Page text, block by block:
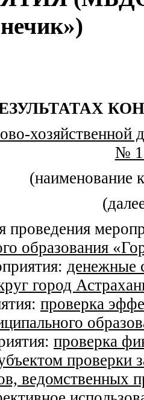
№
(наименование
проведения
образования
денежные
город
проверка
проверка
проверки
ведомственных